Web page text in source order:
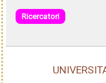
Ricercatori